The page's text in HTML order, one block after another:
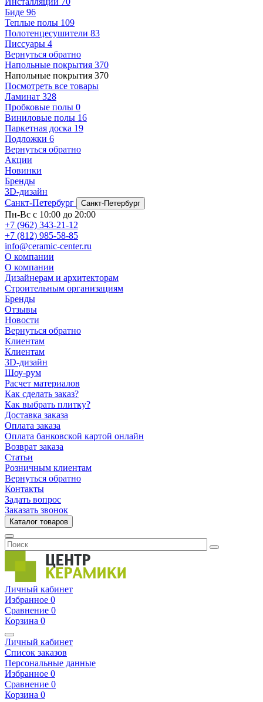
Биде 96
Теплые полы 109
Полотенцесушители 83
Писсуары 4
Вернуться обратно
Напольные покрытия 370
Напольные покрытия 370
Посмотреть все товары
Ламинат 328
Пробковые полы 0
Виниловые полы 16
Паркетная доска 19
Подложки 6
Вернуться обратно
Акции
Новинки
Бренды
3D-дизайн
Санкт-Петербург
Санкт-Петербург
Пн-Вс с 10:00 до 20:00
+7 (962) 343-21-12
+7 (812) 985-58-85
info@ceramic-center.ru
О компании
О компании
Дизайнерам и архитекторам
Строительным организациям
Бренды
Отзывы
Новости
Вернуться обратно
Клиентам
Клиентам
3D-дизайн
Шоу-рум
Расчет материалов
Как сделать заказ?
Как выбрать плитку?
Доставка заказа
Оплата заказа
Оплата банковской картой онлайн
Возврат заказа
Статьи
Розничным клиентам
Вернуться обратно
Контакты
Задать вопрос
Заказать звонок
Каталог товаров
Личный кабинет
Избранное 0
Сравнение 0
Корзина 0
Личный кабинет
Список заказов
Персональные данные
Избранное 0
Сравнение 0
Корзина 0